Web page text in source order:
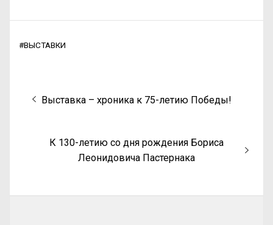
#ВЫСТАВКИ
Выставка – хроника к 75-летию Победы!
К 130-летию со дня рождения Бориса
Леонидовича Пастернака